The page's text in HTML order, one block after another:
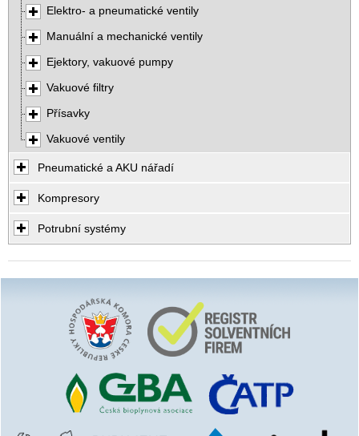
Elektro- a pneumatické ventily
Manuální a mechanické ventily
Ejektory, vakuové pumpy
Vakuové filtry
Přísavky
Vakuové ventily
Pneumatické a AKU nářadí
Kompresory
Potrubní systémy